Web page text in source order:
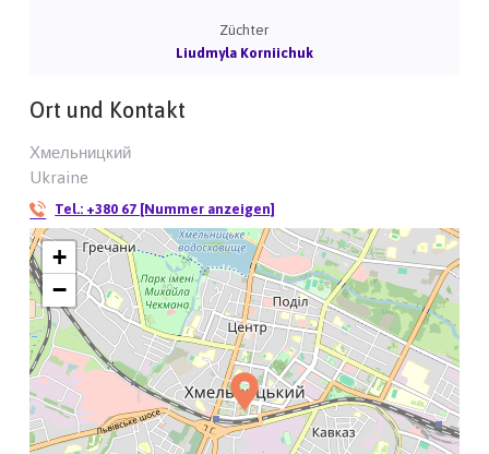
Züchter
Liudmyla Korniichuk
Ort und Kontakt
Хмельницкий
Ukraine
Tel.: +380 67 [Nummer anzeigen]
+
−